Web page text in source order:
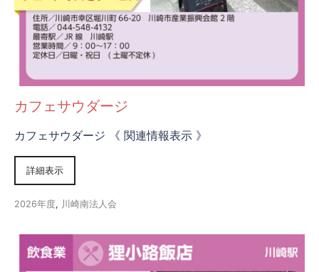
カフェサウダージ
カフェサウダージ 《 関連情報表示 》
詳細表示
2026年度, 川崎南法人会